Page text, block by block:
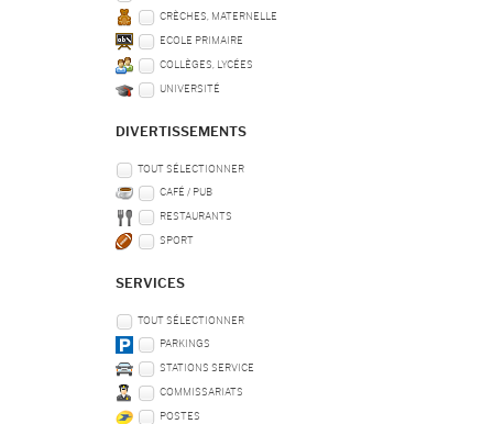
CRÈCHES, MATERNELLE
ECOLE PRIMAIRE
COLLÈGES, LYCÉES
UNIVERSITÉ
DIVERTISSEMENTS
TOUT SÉLECTIONNER
CAFÉ / PUB
RESTAURANTS
SPORT
SERVICES
TOUT SÉLECTIONNER
PARKINGS
STATIONS SERVICE
COMMISSARIATS
POSTES